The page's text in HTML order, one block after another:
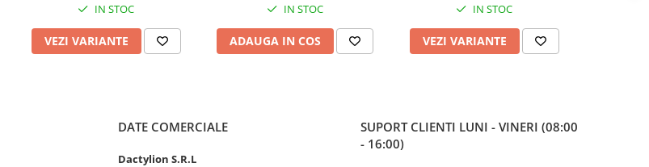
ajustare personalizata
IN STOC
VEZI VARIANTE
IN STOC
ADAUGA IN COS
profesional pentru pantofi,
adidasi si ghete
IN STOC
VEZI VARIANTE
DATE COMERCIALE
Dactylion S.R.L
SUPORT CLIENTI LUNI - VINERI (08:00
- 16:00)